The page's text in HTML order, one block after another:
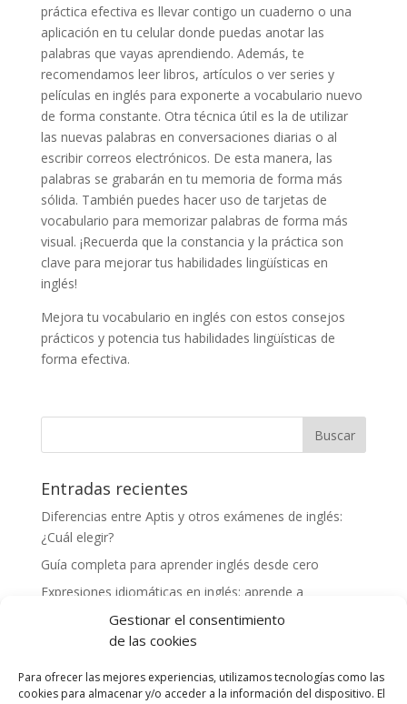
Gestionar el consentimiento
de las cookies
Para ofrecer las mejores experiencias, utilizamos tecnologías como las
cookies para almacenar y/o acceder a la información del dispositivo. El
práctica efectiva es llevar contigo un cuaderno o una
aplicación en tu celular donde puedas anotar las
palabras que vayas aprendiendo. Además, te
recomendamos leer libros, artículos o ver series y
películas en inglés para exponerte a vocabulario nuevo
de forma constante. Otra técnica útil es la de utilizar
las nuevas palabras en conversaciones diarias o al
escribir correos electrónicos. De esta manera, las
palabras se grabarán en tu memoria de forma más
sólida. También puedes hacer uso de tarjetas de
vocabulario para memorizar palabras de forma más
visual. ¡Recuerda que la constancia y la práctica son
clave para mejorar tus habilidades lingüísticas en
inglés!
Mejora tu vocabulario en inglés con estos consejos
prácticos y potencia tus habilidades lingüísticas de
forma efectiva.
Entradas recientes
Diferencias entre Aptis y otros exámenes de inglés:
¿Cuál elegir?
Guía completa para aprender inglés desde cero
Expresiones idiomáticas en inglés: aprende a
comunicarte como un nativo
Cómo mejorar tu vocabulario en inglés: consejos y
Experiencias exitosas de profesores preparando a